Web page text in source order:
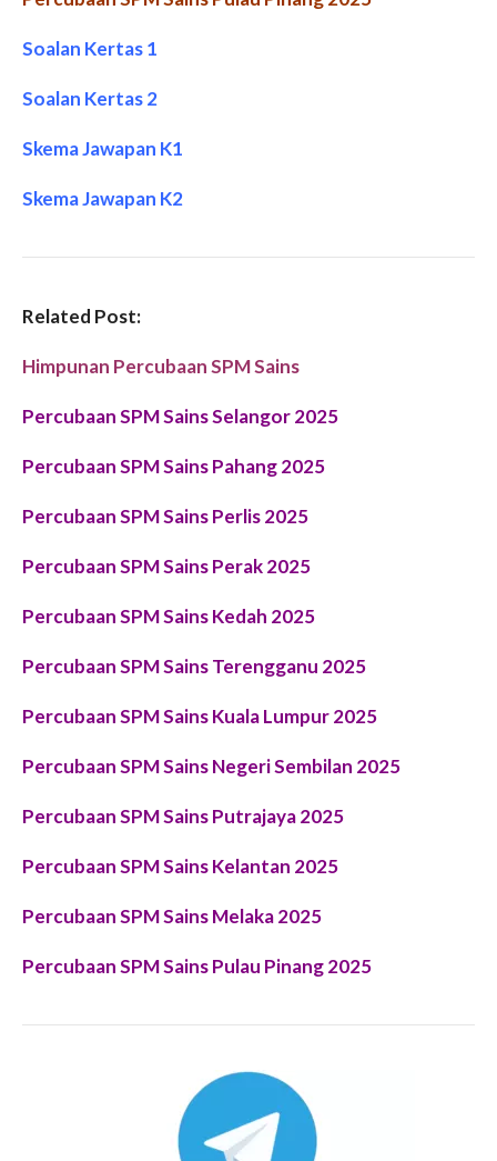
Soalan Kertas 1
Soalan Kertas 2
Skema Jawapan K1
Skema Jawapan K2
Related Post:
Himpunan Percubaan SPM Sains
Percubaan SPM Sains Selangor 2025
Percubaan SPM Sains Pahang 2025
Percubaan SPM Sains Perlis 2025
Percubaan SPM Sains Perak 2025
Percubaan SPM Sains Kedah 2025
Percubaan SPM Sains Terengganu 2025
Percubaan SPM Sains Kuala Lumpur 2025
Percubaan SPM Sains Negeri Sembilan 2025
Percubaan SPM Sains Putrajaya 2025
Percubaan SPM Sains Kelantan 2025
Percubaan SPM Sains Melaka 2025
Percubaan SPM Sains Pulau Pinang 2025